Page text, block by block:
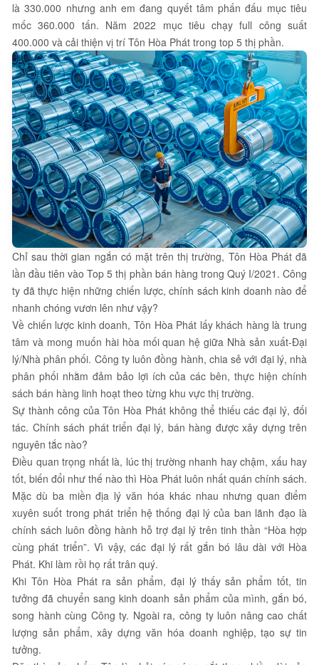
là 330.000 nhưng anh em đang quyết tâm phấn đấu mục tiêu
mốc 360.000 tấn. Năm 2022 mục tiêu chạy full công suất
400.000 và cải thiện vị trí Tôn Hòa Phát trong top 5 thị phần.
Chỉ sau thời gian ngắn có mặt trên thị trường, Tôn Hòa Phát đã
lần đầu tiên vào Top 5 thị phần bán hàng trong Quý I/2021. Công
ty đã thực hiện những chiến lược, chính sách kinh doanh nào để
nhanh chóng vươn lên như vậy?
Về chiến lược kinh doanh, Tôn Hòa Phát lấy khách hàng là trung
tâm và mong muốn hài hòa mối quan hệ giữa Nhà sản xuất-Đại
lý/Nhà phân phối. Công ty luôn đồng hành, chia sẻ với đại lý, nhà
phân phối nhằm đảm bảo lợi ích của các bên, thực hiện chính
sách bán hàng linh hoạt theo từng khu vực thị trường.
Sự thành công của Tôn Hòa Phát không thể thiếu các đại lý, đối
tác. Chính sách phát triển đại lý, bán hàng được xây dựng trên
nguyên tắc nào?
Điều quan trọng nhất là, lúc thị trường nhanh hay chậm, xấu hay
tốt, biến đổi như thế nào thì Hòa Phát luôn nhất quán chính sách.
Mặc dù ba miền địa lý văn hóa khác nhau nhưng quan điểm
xuyên suốt trong phát triển hệ thống đại lý của ban lãnh đạo là
chính sách luôn đồng hành hỗ trợ đại lý trên tinh thần “Hòa hợp
cùng phát triển”. Vì vậy, các đại lý rất gắn bó lâu dài với Hòa
Phát. Khi làm rồi họ rất trân quý.
Khi Tôn Hòa Phát ra sản phẩm, đại lý thấy sản phẩm tốt, tin
tưởng đã chuyển sang kinh doanh sản phẩm của mình, gắn bó,
song hành cùng Công ty. Ngoài ra, công ty luôn nâng cao chất
lượng sản phẩm, xây dựng văn hóa doanh nghiệp, tạo sự tin
tưởng.